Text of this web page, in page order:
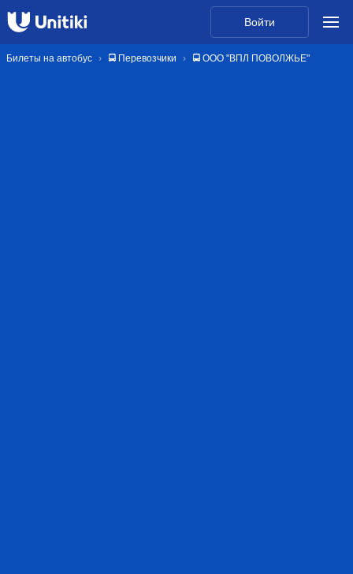
Войти
Билеты на автобус 🚍 Перевозчики 🚍 ООО "ВПЛ ПОВОЛЖЬЕ"